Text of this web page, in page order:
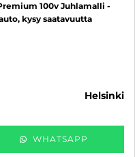
100v Juhlamalli -
kysy saatavuutta
helsinki
WHATSAPP